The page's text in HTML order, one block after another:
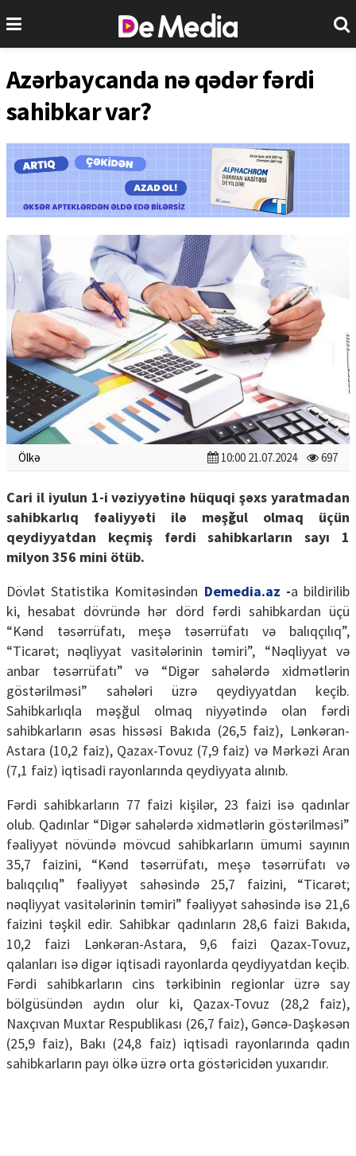
Azərbaycanda nə qədər fərdi
sahibkar var?
Ölkə 10:00 21.07.2024 697
Cari il iyulun 1-i vəziyyətinə hüquqi şəxs yaratmadan
sahibkarlıq fəaliyyəti ilə məşğul olmaq üçün
qeydiyyatdan keçmiş fərdi sahibkarların sayı 1
milyon 356 mini ötüb.
Dövlət Statistika Komitəsindən Demedia.az -a bildirilib
ki, hesabat dövründə hər dörd fərdi sahibkardan üçü
“Kənd təsərrüfatı, meşə təsərrüfatı və balıqçılıq”,
“Ticarət; nəqliyyat vasitələrinin təmiri”, “Nəqliyyat və
anbar təsərrüfatı” və “Digər sahələrdə xidmətlərin
göstərilməsi” sahələri üzrə qeydiyyatdan keçib.
Sahibkarlıqla məşğul olmaq niyyətində olan fərdi
sahibkarların əsas hissəsi Bakıda (26,5 faiz), Lənkəran-
Astara (10,2 faiz), Qazax-Tovuz (7,9 faiz) və Mərkəzi Aran
(7,1 faiz) iqtisadi rayonlarında qeydiyyata alınıb.
Fərdi sahibkarların 77 faizi kişilər, 23 faizi isə qadınlar
olub. Qadınlar “Digər sahələrdə xidmətlərin göstərilməsi”
fəaliyyət növündə mövcud sahibkarların ümumi sayının
35,7 faizini, “Kənd təsərrüfatı, meşə təsərrüfatı və
balıqçılıq” fəaliyyət sahəsində 25,7 faizini, “Ticarət;
nəqliyyat vasitələrinin təmiri” fəaliyyət sahəsində isə 21,6
faizini təşkil edir. Sahibkar qadınların 28,6 faizi Bakıda,
10,2 faizi Lənkəran-Astara, 9,6 faizi Qazax-Tovuz,
qalanları isə digər iqtisadi rayonlarda qeydiyyatdan keçib.
Fərdi sahibkarların cins tərkibinin regionlar üzrə say
bölgüsündən aydın olur ki, Qazax-Tovuz (28,2 faiz),
Naxçıvan Muxtar Respublikası (26,7 faiz), Gəncə-Daşkəsən
(25,9 faiz), Bakı (24,8 faiz) iqtisadi rayonlarında qadın
sahibkarların payı ölkə üzrə orta göstəricidən yuxarıdır.